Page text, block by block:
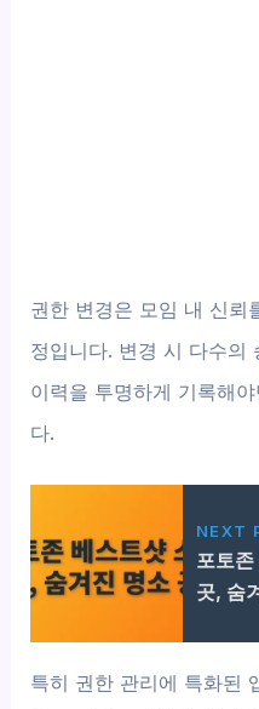
권한 변경은 모임 내 신뢰
정입니다. 변경 시 다수의
이력을 투명하게 기록해
다.
NEXT
포토
곳, 숨
특히 권한 관리에 특화된